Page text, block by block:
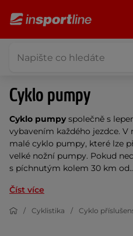
Cyklo pumpy
Cyklo pumpyspolečně s
vybavením každého jezdce. V
malé cyklo pumpy, které lze
velké nožní pumpy. Pokud
s píchnutým kolem 30 km
Číst více
Cyklistika Cyklo